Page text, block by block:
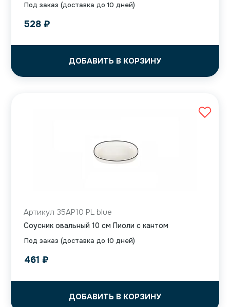
Под заказ (доставка до 10 дней)
528 ₽
ДОБАВИТЬ В КОРЗИНУ
Под заказ (доставка до 10 дней)
Артикул 35AP10 PL blue
Соусник овальный 10 см Пиоли с кантом
461 ₽
ДОБАВИТЬ В КОРЗИНУ